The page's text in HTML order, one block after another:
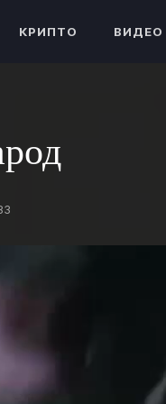
КРИПТО ВИДЕО